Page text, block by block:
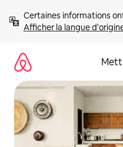
directement
Afficher la langue